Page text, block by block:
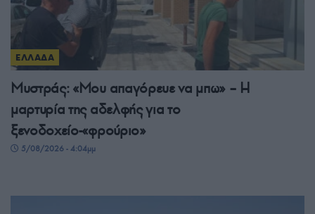
ΕΛΛΑΔΑ
Μυστράς: «Μου απαγόρευε να μπω» – Η
μαρτυρία της αδελφής για το
ξενοδοχείο-«φρούριο»
5/08/2026 - 4:04μμ